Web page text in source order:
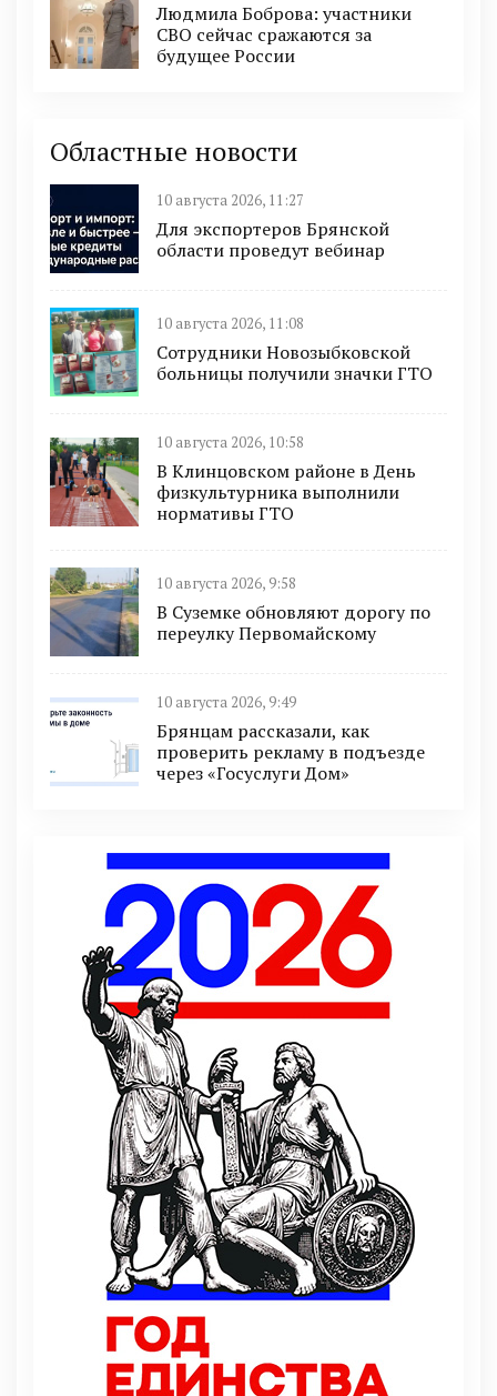
Людмила Боброва: участники
СВО сейчас сражаются за
будущее России
Областные новости
10 августа 2026, 11:27
Для экспортеров Брянской
области проведут вебинар
10 августа 2026, 11:08
Сотрудники Новозыбковской
больницы получили значки ГТО
10 августа 2026, 10:58
В Клинцовском районе в День
физкультурника выполнили
нормативы ГТО
10 августа 2026, 9:58
В Суземке обновляют дорогу по
переулку Первомайскому
10 августа 2026, 9:49
Брянцам рассказали, как
проверить рекламу в подъезде
через «Госуслуги Дом»